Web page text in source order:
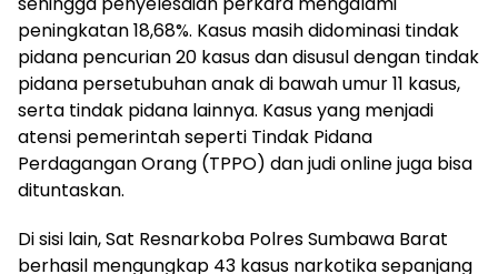
peningkatan 18,68%. Kasus masih didominasi tindak
pidana pencurian 20 kasus dan disusul dengan tindak
pidana persetubuhan anak di bawah umur 11 kasus,
serta tindak pidana lainnya. Kasus yang menjadi
atensi pemerintah seperti Tindak Pidana
Perdagangan Orang (TPPO) dan judi online juga bisa
dituntaskan.
Di sisi lain, Sat Resnarkoba Polres Sumbawa Barat
berhasil mengungkap 43 kasus narkotika sepanjang